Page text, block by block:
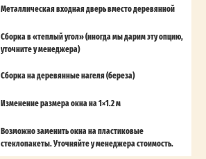
Металлическая входная дверь вместо деревянной
Сборка в «теплый угол» (иногда мы дарим эту опцию,
уточните у менеджера)
Сборка на деревянные нагеля (береза)
Изменение размера окна на 1×1.2 м
Возможно заменить окна на пластиковые
стеклопакеты. Уточняйте у менеджера стоимость.